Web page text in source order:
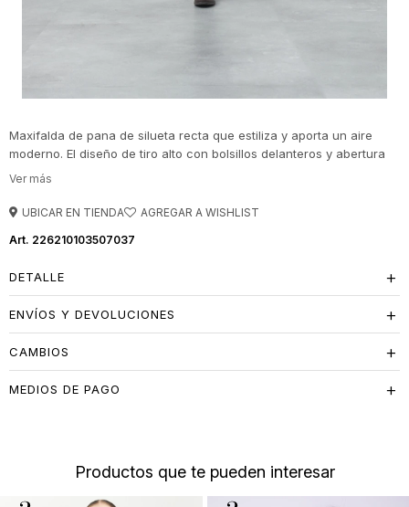
Maxifalda de pana de silueta recta que estiliza y aporta un aire
moderno. El diseño de tiro alto con bolsillos delanteros y abertura
frontal suma funcionalidad y movimiento, ideal para looks de
profundidad al conjunto y la convierte en una prenda versátil para
UBICAR EN TIENDA
226210103507037
DETALLE
ENVÍOS Y DEVOLUCIONES
CAMBIOS
MEDIOS DE PAGO
Productos que te pueden interesar